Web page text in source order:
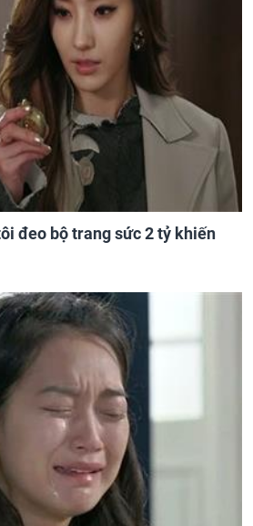
đeo bộ trang sức 2 tỷ khiến